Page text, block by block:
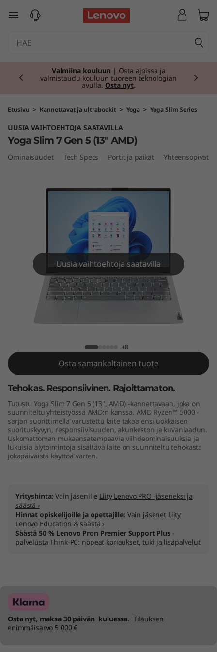
Y
m
A
M
D
siirry pääsisältöön
Valmiina kouluun | Osta ajoissa ja
valmistaudu kouluun tuoreen teknologian
avulla. Osta nyt.
Currently displaying item 1 of 2
Etusivu > Kannettavat ja ultrabookit > Yoga > Yoga Slim Series
UUSIA VAIHTOEHTOJA SAATAVILLA
Yoga Slim 7 Gen 5 (13" AMD)
Ominaisuudet Tech Specs Portit ja paikat Yhteensopivat
Uusia vaihtoehtoja saatavilla
+8
Osta samankaltainen tuote
Tehokas. Responsiivinen. Rajoittamaton.
Tutustu Yoga Slim 7 Gen 5 (13", AMD) -kannettavaan, joka on
suunniteltu yhteistyössä AMD:n kanssa. AMD Ryzen™ 5000 -
sarjan suorittimella varustettu laite takaa ensiluokkaisen
suorituskyvyn, responsiivisuuden, akunkeston ja kuvanlaadun.
Uskomattoman mukaansatempaavia viihdeominaisuuksia ja
lukuisia älytoimintoja sisältävä laite on suunniteltu tehokasta
jokapäiväistä käyttöä varten.
Yrityshinta:Vain jäsenille Liity Lenovo PRO -jäseneksi ja
säästä ›
Hinnat opiskelijoille ja opettajille: Vain jäsenet Liity
Lenovo Education & säästä ›
Säästä 50 % Lenovo Pron Premier Support Plus-
palvelusta Think-PC: nopeat korjaukset, tuki ja lisäpalvelut
Osta nyt, maksa 30 päivän kuluessa. Tilauksen
enimmäisarvo 5 000 €